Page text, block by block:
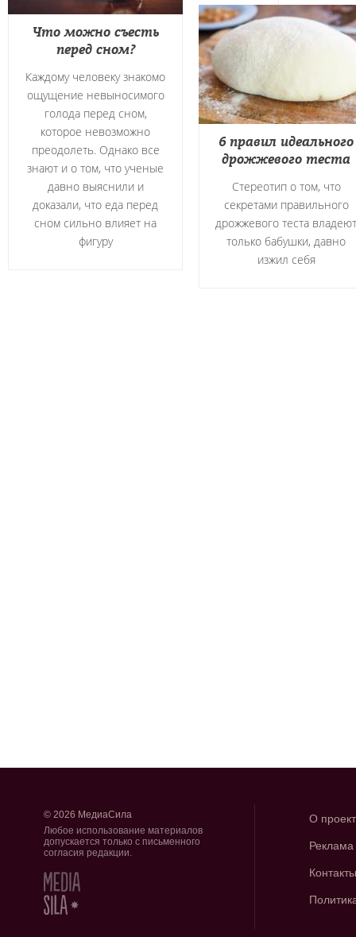
Что можно съесть
перед сном?
Каждому человеку знакомо
ощущение невыносимого
голода перед сном,
которое невозможно
преодолеть. Однако все
знают и о том, что ученые
давно выяснили и
доказали, что еда перед
сном сильно влияет на
фигуру
6 правил идеального
дрожжевого теста
Стереотип о том, что
секретами правильного
дрожжевого теста владеют
только бабушки, давно
изжил себя
© 2026 МедиаСила
Любое использование материалов
допускается только с письменного
согласия редакции.
О
Реклама
Контакты